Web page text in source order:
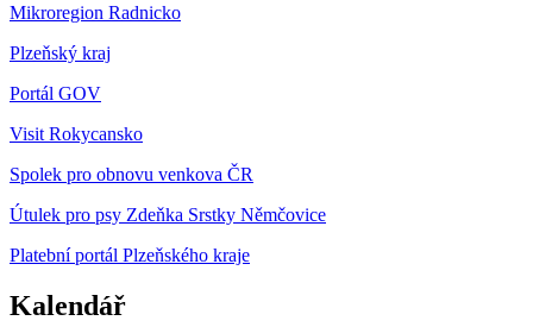
Mikroregion Radnicko
Plzeňský kraj
Portál GOV
Visit Rokycansko
Spolek pro obnovu venkova ČR
Útulek pro psy Zdeňka Srstky Němčovice
Platební portál Plzeňského kraje
Kalendář